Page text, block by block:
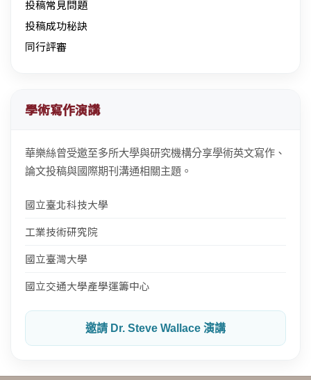
投稿常見問題
投稿成功秘訣
同行評審
學術寫作演講
華樂絲曾受邀至多所大學與研究機構分享學術英文寫作、
論文投稿與國際期刊溝通相關主題。
國立臺北科技大學
工業技術研究院
國立臺灣大學
國立交通大學產學運籌中心
邀請 Dr. Steve Wallace 演講